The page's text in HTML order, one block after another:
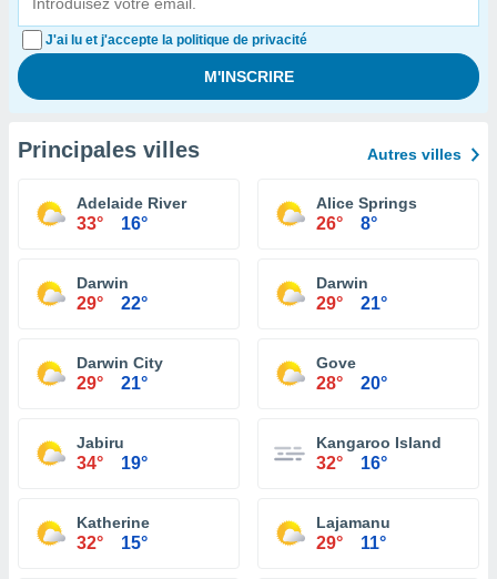
J'ai lu et j'accepte la politique de privacité
Principales villes Autres villes
Adelaide River
33° 16°
Alice Springs
26° 8°
Darwin
29° 22°
Darwin
29° 21°
Darwin City
29° 21°
Gove
28° 20°
Jabiru
34° 19°
Kangaroo Island
32° 16°
Katherine
32° 15°
Lajamanu
29° 11°